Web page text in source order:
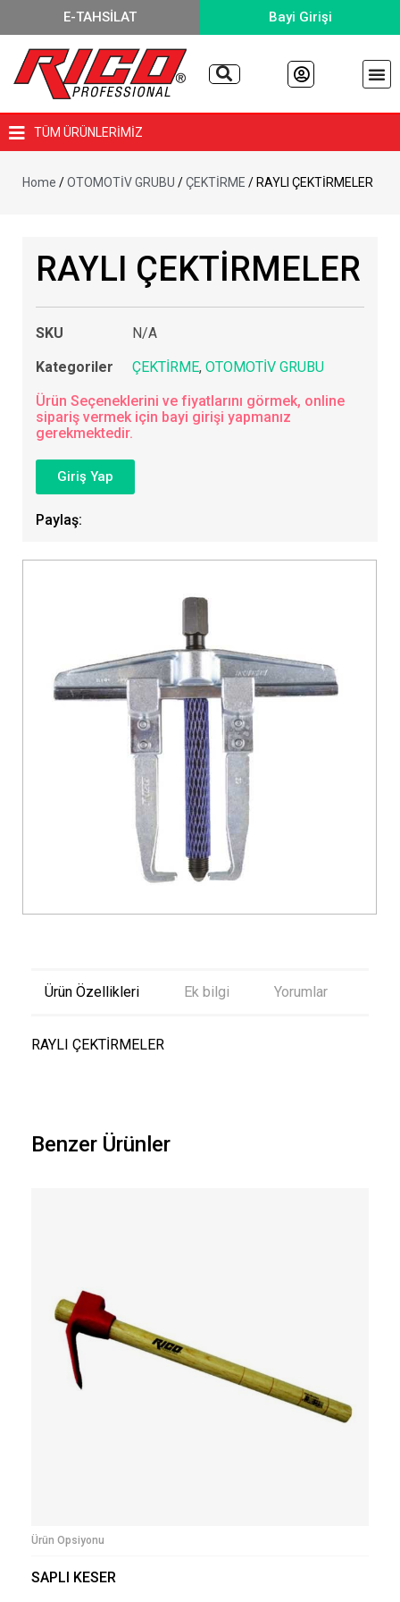
E-TAHSİLAT Bayi Girişi
TÜM ÜRÜNLERİMİZ
Home /OTOMOTİV GRUBU /ÇEKTİRME / RAYLI ÇEKTİRMELER
RAYLI ÇEKTİRMELER
SKU
N/A
Kategoriler
ÇEKTİRME, OTOMOTİV GRUBU
Ürün Seçeneklerini ve fiyatlarını görmek, online
sipariş vermek için bayi girişi yapmanız
gerekmektedir.
Giriş Yap
Paylaş:
Ürün Özellikleri Ek bilgi Yorumlar
RAYLI ÇEKTİRMELER
Benzer Ürünler
Ürün Opsiyonu
SAPLI KESER